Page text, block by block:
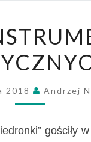
2018 Andrzej
gościły